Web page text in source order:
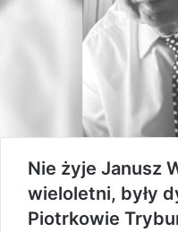
Nie żyje Janusz
wieloletni, były
Piotrkowie